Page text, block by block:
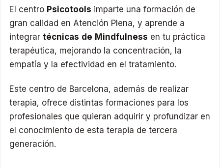
El centro Psicotools imparte una formación de
gran calidad en Atención Plena, y aprende a
integrartécnicas de Mindfulness en tu práctica
terapéutica, mejorando la concentración, la
empatía y la efectividad en el tratamiento.
Este centro de Barcelona, además de realizar
terapia, ofrece distintas formaciones para los
profesionales que quieran adquirir y profundizar en
el conocimiento de esta terapia de tercera
generación.